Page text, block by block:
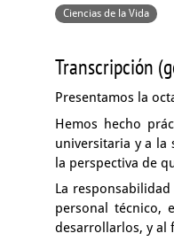
Ciencias de la Vida
Transcripción
Presentamos la
Hemos hecho
universitaria y a la
la perspectiva de
La
personal técnico,
desarrollarlos, y al